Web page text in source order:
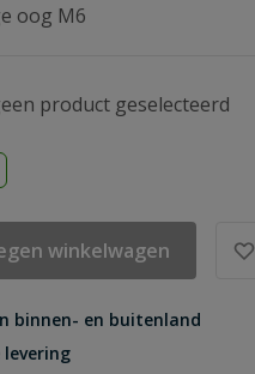
oog M6
product geselecteerd
winkelwagen
binnen- en buitenland
levering